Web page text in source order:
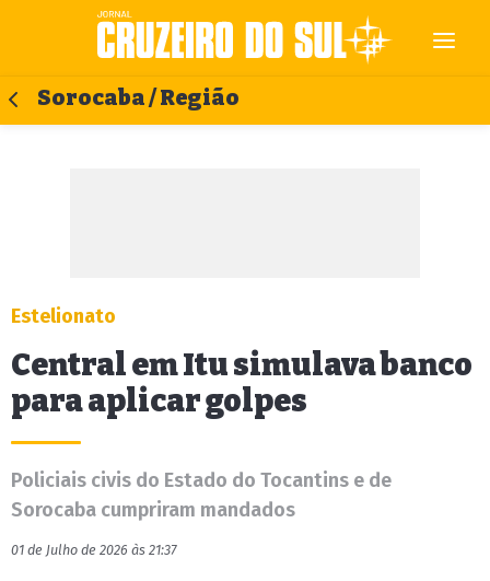
Sorocaba / Região
Estelionato
Central em Itu simulava banco
para aplicar golpes
Policiais civis do Estado do Tocantins e de
Sorocaba cumpriram mandados
01 de Julho de 2026 às 21:37